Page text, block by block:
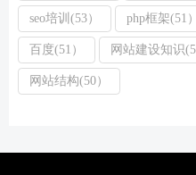
seo培训(53） php框架(51）
百度(51） 网站建设知识
网站结构(50）